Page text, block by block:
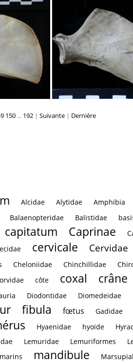
Scapula : vue
150 ... 192 | Suivante | Dernière
Alcidae Alytidae Amphibia
Balaenopteridae Balistidae
capitatum Caprinae
cervicale Cervidae
Cheloniidae Chinchillidae
côte coxal crâne
Diodontidae Diomedeidae
fibula fœtus Gadidae
Hyaenidae hyoïde
Lemuridae Lemuriformes
mandibule